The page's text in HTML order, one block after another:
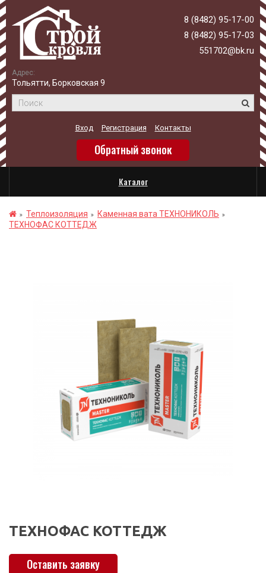
8 (8482) 95-17-00
8 (8482) 95-17-03
551702@bk.ru
Адрес:
Тольятти, Борковская 9
Вход Регистрация Контакты
Обратный звонок
Каталог
Теплоизоляция
Каменная вата ТЕХНОНИКОЛЬ
ТЕХНОФАС КОТТЕДЖ
ТЕХНОФАС КОТТЕДЖ
Оставить заявку